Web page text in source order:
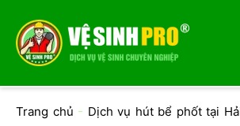
Trang chủ - Dịch vụ hút bể phốt tại